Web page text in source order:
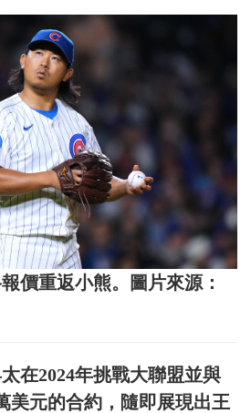
價重返小熊。圖片來源：
在2024年挑戰大聯盟並與
美元的合約，隨即展現出王